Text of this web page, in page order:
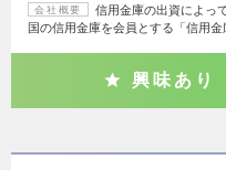
会社概要
信用金庫の出資によっ
国の信用金庫を会員とする「信用
興味あり